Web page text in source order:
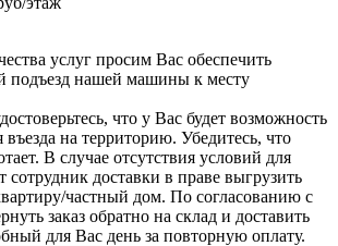
услуг просим Вас обеспечить
подъезд нашей машины к месту
что у Вас будет возможность
въезда на территорию. Убедитесь, что
В случае отсутствия условий для
сотрудник доставки в праве выгрузить
частный дом. По согласованию с
заказ обратно на склад и доставить
для Вас день за повторную оплату.